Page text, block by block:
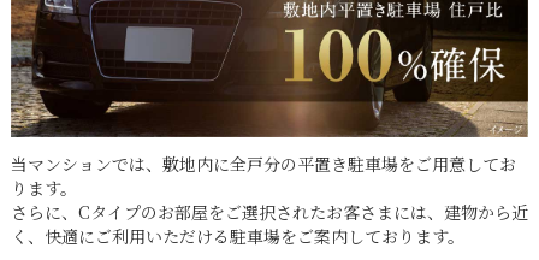
当マンションでは、敷地内に全戸分の平置き駐車場をご用意してお
ります。
さらに、Cタイプのお部屋をご選択されたお客さまには、建物から近
く、快適にご利用いただける駐車場をご案内しております。